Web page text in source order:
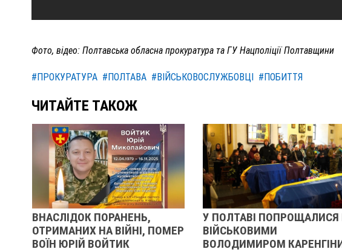
Фото, відео: Полтавська обласна прокуратура та ГУ Нацполіції Полтавщини
#ПРОКУРАТУРА #ПОЛТАВА #ВІЙСЬКОВОСЛУЖБОВЦІ #ПОБИТТЯ
ЧИТАЙТЕ ТАКОЖ
ВІЙНІ, ПОМЕР
У ПОЛТАВІ ПОПРОЩАЛИСЯ ІЗ
ВІЙСЬКОВИМИ
ВОЛОДИМИРОМ КАРЕНГІНИМ
У ПОЛТАВІ
БІЙЦЯМИ